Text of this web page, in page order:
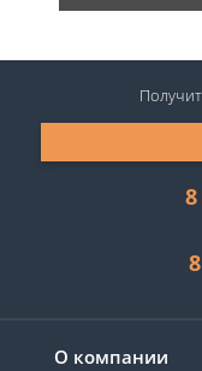
О компании
8